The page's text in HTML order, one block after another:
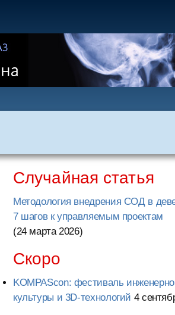
Случайная статья
Методология внедрения СОД в
7 шагов к управляемым проектам
(24 марта 2026)
Скоро
KOMPAScon: фестиваль
культуры и 3D-технологий 4